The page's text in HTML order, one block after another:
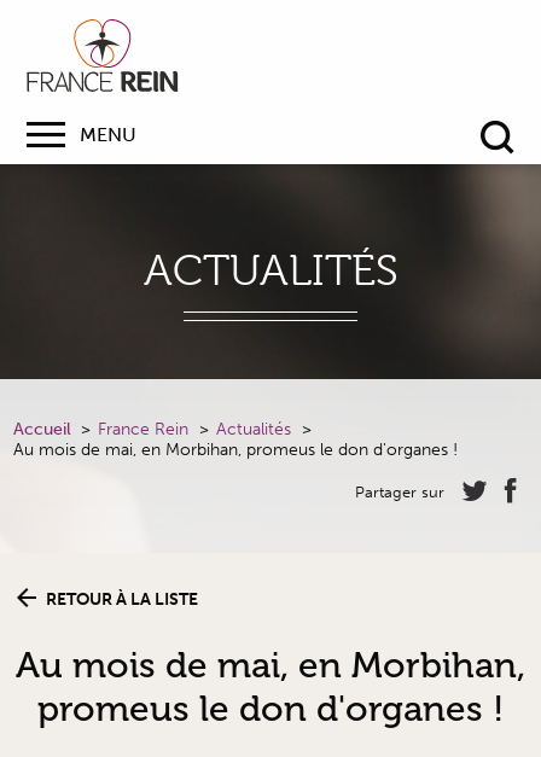
MENU
ACTUALITÉS
Accueil France Rein
Actualités
Au mois de mai, en Morbihan, promeus le don d'organes !
Partager sur
RETOUR À LA LISTE
Au mois de mai, en Morbihan,
promeus le don d'organes !